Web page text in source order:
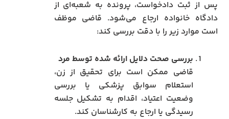
پس از ثبت دادخواست، پرونده به شعبه‌ای از
دادگاه خانواده ارجاع می‌شود. قاضی موظف
است موارد زیر را با دقت بررسی کند:
بررسی صحت دلایل ارائه شده توسط مرد
قاضی ممکن است برای تحقیق از زن،
استعلام سوابق پزشکی یا بررسی
وضعیت اعتیاد، اقدام به تشکیل جلسه
رسیدگی یا ارجاع به کارشناسان کند.